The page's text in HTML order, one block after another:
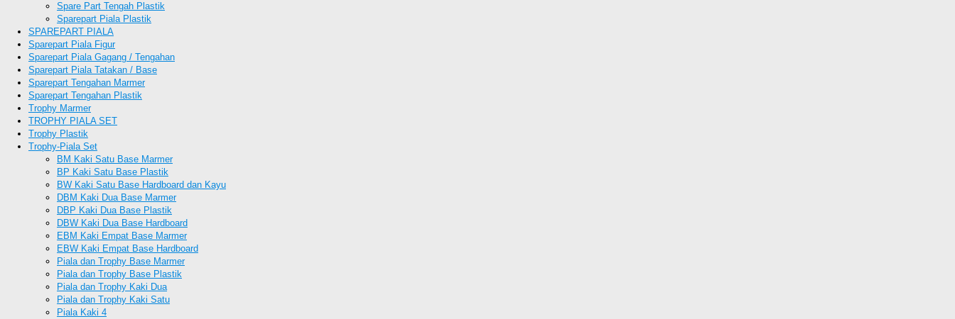
Spare Part Tengah Plastik
Sparepart Piala Plastik
SPAREPART PIALA
Sparepart Piala Figur
Sparepart Piala Gagang / Tengahan
Sparepart Piala Tatakan / Base
Sparepart Tengahan Marmer
Sparepart Tengahan Plastik
Trophy Marmer
TROPHY PIALA SET
Trophy Plastik
Trophy-Piala Set
BM Kaki Satu Base Marmer
BP Kaki Satu Base Plastik
BW Kaki Satu Base Hardboard dan Kayu
DBM Kaki Dua Base Marmer
DBP Kaki Dua Base Plastik
DBW Kaki Dua Base Hardboard
EBM Kaki Empat Base Marmer
EBW Kaki Empat Base Hardboard
Piala dan Trophy Base Marmer
Piala dan Trophy Base Plastik
Piala dan Trophy Kaki Dua
Piala dan Trophy Kaki Satu
Piala Kaki 4